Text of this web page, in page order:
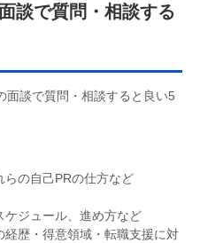
談で質問・相談する
面談で質問・相談すると良い5
らの自己PRの仕方など
ジュール、進め方など
歴・得意領域・転職支援に対